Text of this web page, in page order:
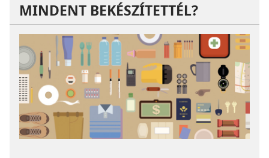
MINDENT BEKÉSZÍTETTÉL?